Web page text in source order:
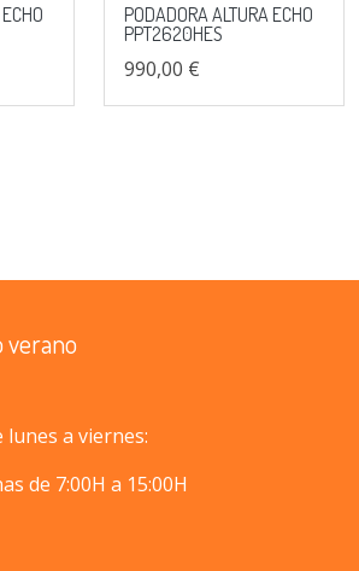
PODADORA ALTURA ECHO
PPT2620HES
990,00 €
viernes:
7:00H a 15:00H